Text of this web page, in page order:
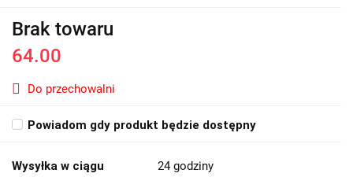
Brak towaru
64.00
Do przechowalni
Powiadom gdy produkt będzie dostępny
Wysyłka w ciągu 24 godziny